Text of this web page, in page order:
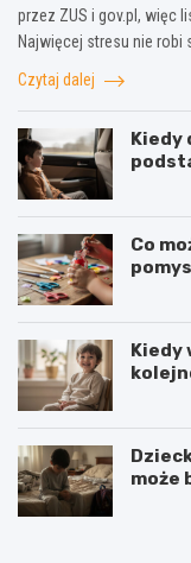
przez ZUS i gov.pl, więc
Najwięcej stresu nie robi
Czytaj dalej
Kiedy
Co
Kiedy
może